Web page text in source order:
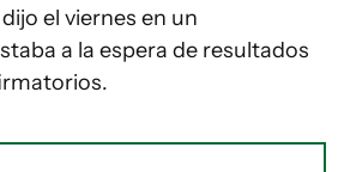
el viernes en un
a la espera de resultados